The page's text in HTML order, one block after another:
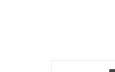
طباعة